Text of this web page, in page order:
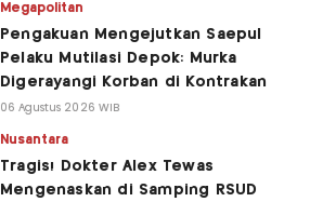
Megapolitan
Pengakuan Mengejutkan Saepul
Pelaku Mutilasi Depok: Murka
Digerayangi Korban di Kontrakan
06 Agustus 2026 WIB
Nusantara
Tragis! Dokter Alex Tewas
Mengenaskan di Samping RSUD